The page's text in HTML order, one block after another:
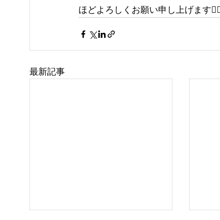
ほどよろしくお願い申し上げます
最新記事